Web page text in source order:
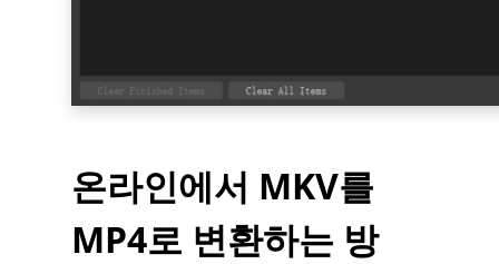
온라인에서 MKV를
MP4로 변환하는 방